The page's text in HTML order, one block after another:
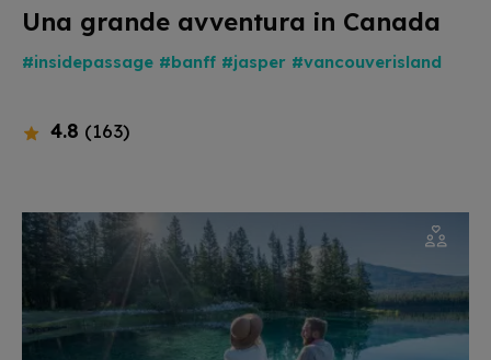
Una grande avventura in Canada
#insidepassage #banff #jasper #vancouverisland
4.8 (163)